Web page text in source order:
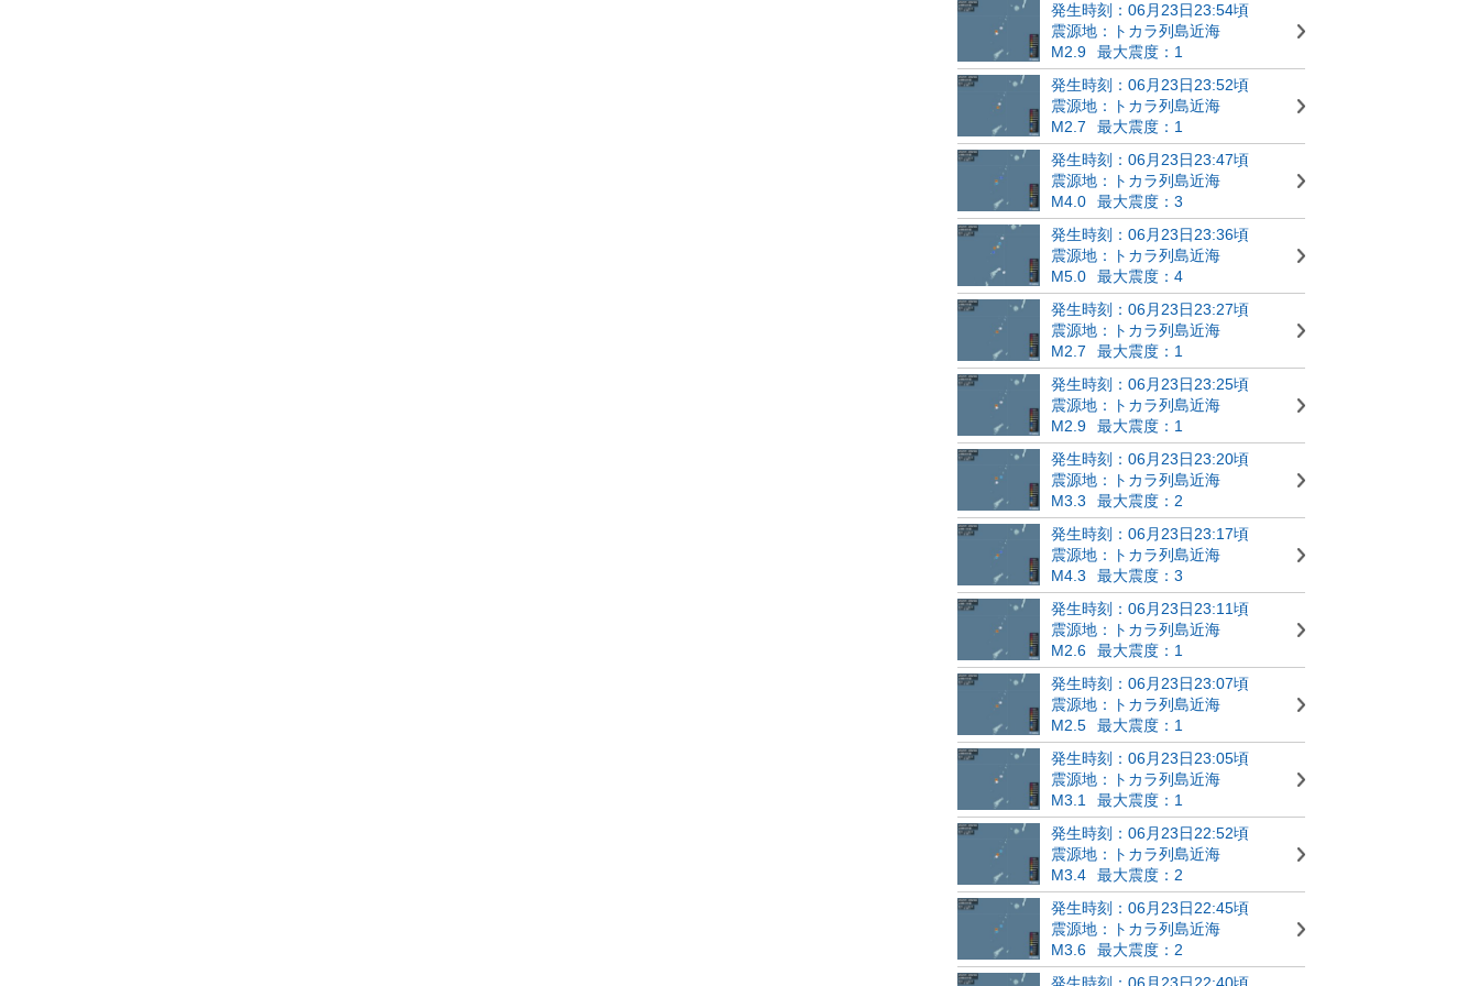
発生時刻：06月23日23:54頃
震源地：トカラ列島近海
M2.9
最大震度：1
発生時刻：06月23日23:52頃
震源地：トカラ列島近海
M2.7
最大震度：1
発生時刻：06月23日23:47頃
震源地：トカラ列島近海
M4.0
最大震度：3
発生時刻：06月23日23:36頃
震源地：トカラ列島近海
M5.0
最大震度：4
発生時刻：06月23日23:27頃
震源地：トカラ列島近海
M2.7
最大震度：1
発生時刻：06月23日23:25頃
震源地：トカラ列島近海
M2.9
最大震度：1
発生時刻：06月23日23:20頃
震源地：トカラ列島近海
M3.3
最大震度：2
発生時刻：06月23日23:17頃
震源地：トカラ列島近海
M4.3
最大震度：3
発生時刻：06月23日23:11頃
震源地：トカラ列島近海
M2.6
最大震度：1
発生時刻：06月23日23:07頃
震源地：トカラ列島近海
M2.5
最大震度：1
発生時刻：06月23日23:05頃
震源地：トカラ列島近海
M3.1
最大震度：1
発生時刻：06月23日22:52頃
震源地：トカラ列島近海
M3.4
最大震度：2
発生時刻：06月23日22:45頃
震源地：トカラ列島近海
M3.6
最大震度：2
発生時刻：06月23日22:40頃